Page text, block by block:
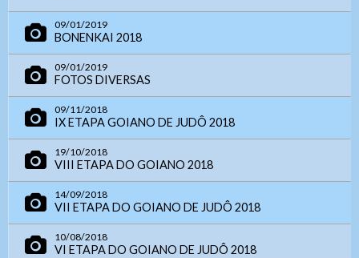
09/01/2019
BONENKAI 2018
09/01/2019
FOTOS DIVERSAS
09/11/2018
IX ETAPA GOIANO DE JUDÔ 2018
19/10/2018
VIII ETAPA DO GOIANO 2018
14/09/2018
VII ETAPA DO GOIANO DE JUDÔ 2018
10/08/2018
VI ETAPA DO GOIANO DE JUDÔ 2018
Acessibilidade
Tamanho da Fonte
- Letra A > Fonte tamanho normal.
- Letra A+ > Aumenta o tamanho da fonte.
- Letra A- > Diminui o tamanho da fonte.
Layout
- Para alterar a cor do layout de escuro para claro e
vice versa clique nos ícones
Contatos
Endereço e Contatos
Endereço:Avenida Goiás, nº 1.149 SALA 01 ,
CentroCEP: 75025-090 – Anápolis/GO
WhatsApp:(62) 9 9388-5282
E-mail: judogoias@judogoias.com.br
/josmaramaral@gmail.com
Horário de funcionamento:Das 14h00 às 18h00
2070
Usuário
Senha
Anexar arquivos (opcional)
Webmail
Digite apenas o "usuário" sem @dominio!
Usuário
Senha